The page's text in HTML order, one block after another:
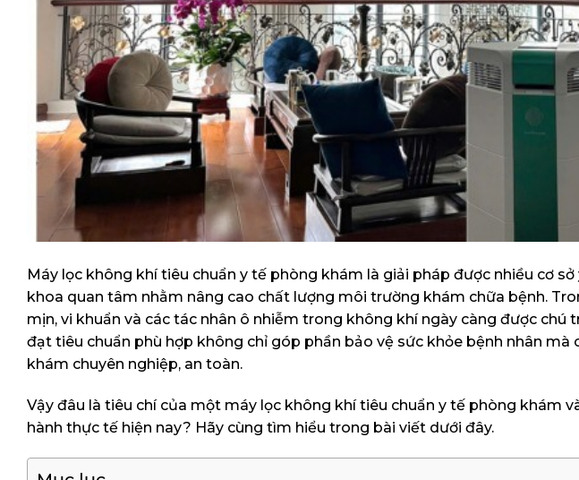
Máy lọc không khí tiêu chuẩn y tế phòng khám là giải pháp được nhiều cơ
khoa quan tâm nhằm nâng cao chất lượng môi trường khám chữa bệnh.
mịn, vi khuẩn và các tác nhân ô nhiễm trong không khí ngày càng được chú
đạt tiêu chuẩn phù hợp không chỉ góp phần bảo vệ sức khỏe bệnh nhân mà
khám chuyên nghiệp, an toàn.
Vậy đâu là tiêu chí của một máy lọc không khí tiêu chuẩn y tế phòng khám
hành thực tế hiện nay? Hãy cùng tìm hiểu trong bài viết dưới đây.